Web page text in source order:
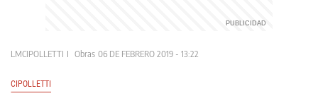
LMCIPOLLETTI Obras 06 DE FEBRERO 2019 - 13:22
CIPOLLETTI